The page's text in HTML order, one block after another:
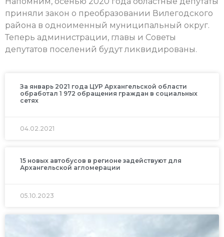
приняли закон о преобразовании Вилегодского
района в одноименный муниципальный округ.
Теперь администрации, главы и Советы
депутатов поселений будут ликвидированы.
За январь 2021 года ЦУР Архангельской области
обработал 1 972 обращения граждан в социальных
сетях
04.02.2021
15 новых автобусов в регионе задействуют для
Архангельской агломерации
05.10.2023